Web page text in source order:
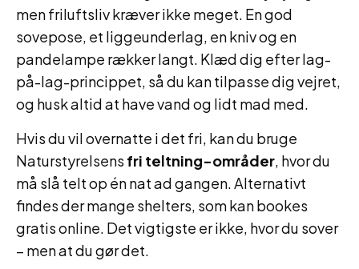
men friluftsliv kræver ikke meget. En god
sovepose, et liggeunderlag, en kniv og en
pandelampe rækker langt. Klæd dig efter lag-
på-lag-princippet, så du kan tilpasse dig vejret,
og husk altid at have vand og lidt mad med.
Hvis du vil overnatte i det fri, kan du bruge
Naturstyrelsens fri teltning-områder, hvor du
må slå telt op én nat ad gangen. Alternativt
findes der mange shelters, som kan bookes
gratis online. Det vigtigste er ikke, hvor du sover
– men at du gør det.